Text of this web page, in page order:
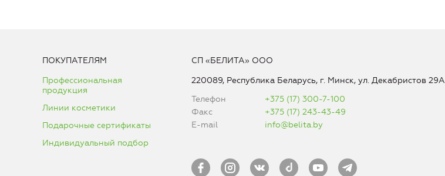
ПОКУПАТЕЛЯМ
Профессиональная
продукция
Линии косметики
Подарочные сертификаты
Индивидуальный подбор
СП «БЕЛИТА» ООО
220089, Республика Беларусь, г. Минск, ул. Декабристов 29А
Телефон
+375 (17) 300-7-100
Факс
+375 (17) 243-43-49
E-mail
info@belita.by